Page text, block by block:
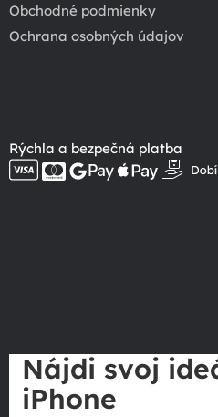
Obchodné podmienky
Ochrana osobných údajov
Rýchla a bezpečná platba
Nájdi svoj
iPhone